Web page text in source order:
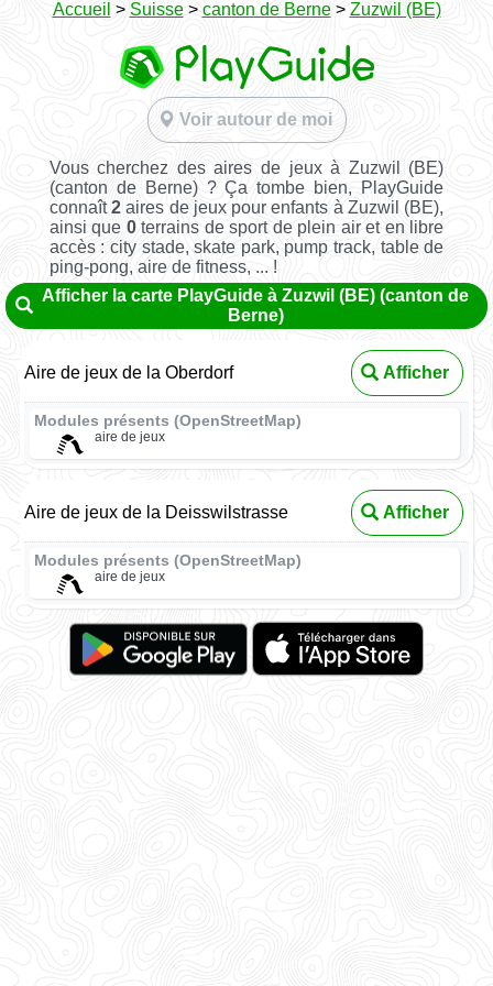
Accueil > Suisse> canton de Berne> Zuzwil (BE)
Voir autour de moi
Vous cherchez des aires de jeux à Zuzwil (BE)
(canton de Berne) ? Ça tombe bien, PlayGuide
connaît2 aires de jeux pour enfants à Zuzwil (BE),
ainsi que 0terrains de sport de plein air et en libre
accès : city stade, skate park, pump track, table de
ping-pong, aire de fitness, ... !
Afficher la carte PlayGuide à Zuzwil (BE) (canton de
Berne)
Aire de jeux de la Oberdorf Afficher
Modules présents (OpenStreetMap)
aire de jeux
Aire de jeux de la Deisswilstrasse Afficher
Modules présents (OpenStreetMap)
aire de jeux